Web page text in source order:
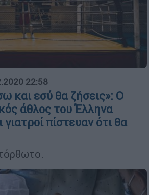
22:58
και εσύ θα ζήσεις»: Ο
άθλος του Έλληνα
γιατροί πίστευαν ότι θα